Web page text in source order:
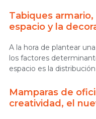
Tabiques armario,
espacio y la
A la hora de plantear
los factores
espacio es la distribución
Mamparas de
creatividad, el